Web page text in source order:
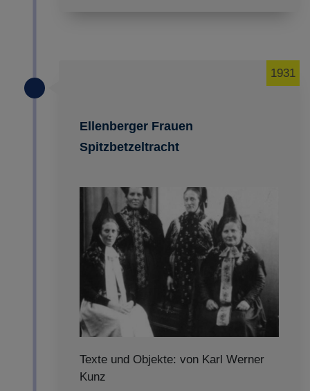
Ellenberger Frauen
Spitzbetzeltracht
1931
Texte und Objekte: von Karl Werner
Kunz